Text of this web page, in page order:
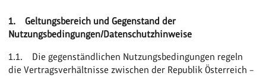
1. Geltungsbereich und Gegenstand der
Nutzungsbedingungen/Datenschutzhinweise
1.1. Die gegenständlichen Nutzungsbedingungen regeln
die Vertragsverhältnisse zwischen der Republik Österreich –